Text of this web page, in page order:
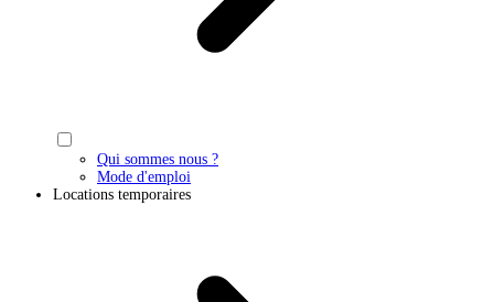
Qui sommes nous ?
Mode d'emploi
Locations temporaires